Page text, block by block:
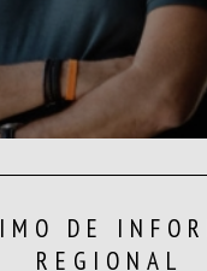
DE
REGIONAL